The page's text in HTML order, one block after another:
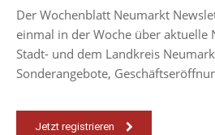
Der Wochenblatt Neumarkt
einmal in der Woche über aktuelle
Stadt- und dem Landkreis
Sonderangebote,
Jetzt registrieren